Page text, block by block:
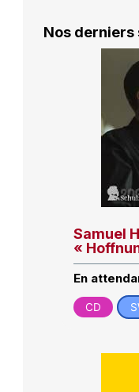
Nos derniers
Samuel
«
En
CD